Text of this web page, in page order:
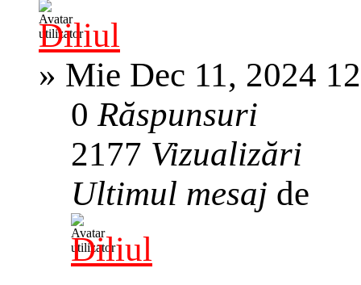
Diliul
» Mie Dec 11, 2024
0Răspunsuri
2177 Vizualizări
Ultimul mesaj de
Diliul